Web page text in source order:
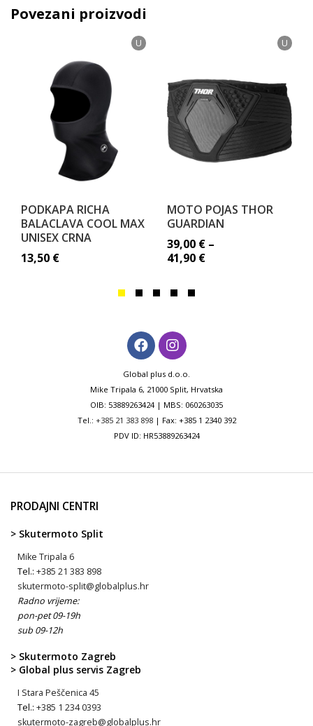
Povezani proizvodi
U
PODKAPA RICHA
BALACLAVA COOL MAX
UNISEX CRNA
13,50 €
U
MOTO POJAS THOR
GUARDIAN
39,00 € –
41,90 €
Global plus d.o.o.
Mike Tripala 6, 21000 Split, Hrvatska
OIB: 53889263424 | MBS: 060263035
Tel.: +385 21 383 898| Fax: +385 1 2340 392
PDV ID: HR53889263424
PRODAJNI CENTRI
> Skutermoto Split
Mike Tripala 6
Tel.: +385 21 383 898
skutermoto-split@globalplus.hr
Radno vrijeme:
pon-pet 09-19h
sub 09-12h
> Skutermoto Zagreb
> Global plus servis Zagreb
I Stara Peščenica 45
Tel.: +385 1 234 0393
skutermoto-zagreb@globalplus.hr